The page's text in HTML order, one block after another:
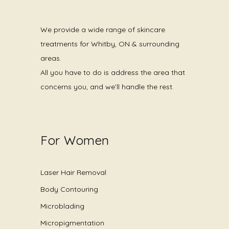
We provide a wide range of skincare
treatments for Whitby, ON & surrounding
areas.
All you have to do is address the area that
concerns you, and we’ll handle the rest.
For Women
Laser Hair Removal
Body Contouring
Microblading
Micropigmentation